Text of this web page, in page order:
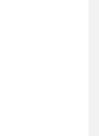
在一次
一起長
立自
。爸爸